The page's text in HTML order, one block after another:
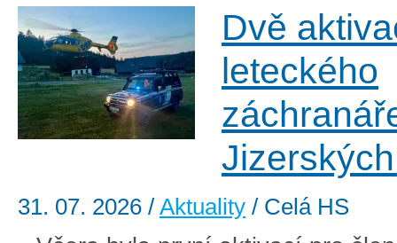
Dvě
leteckého
31. 07. 2026 / Aktuality / Celá HS